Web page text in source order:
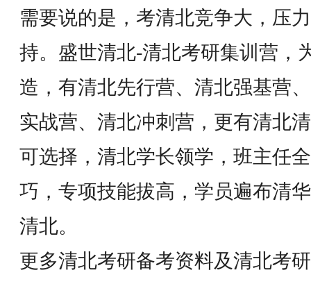
需要说的是，考清北竞争大，压
持。盛世清北-清北考研集训营，
造，有清北先行营、清北强基营
实战营、清北冲刺营，更有清北
可选择，清北学长领学，班主任
巧，专项技能拔高，学员遍布清
清北。
更多清北考研备考资料及清北考